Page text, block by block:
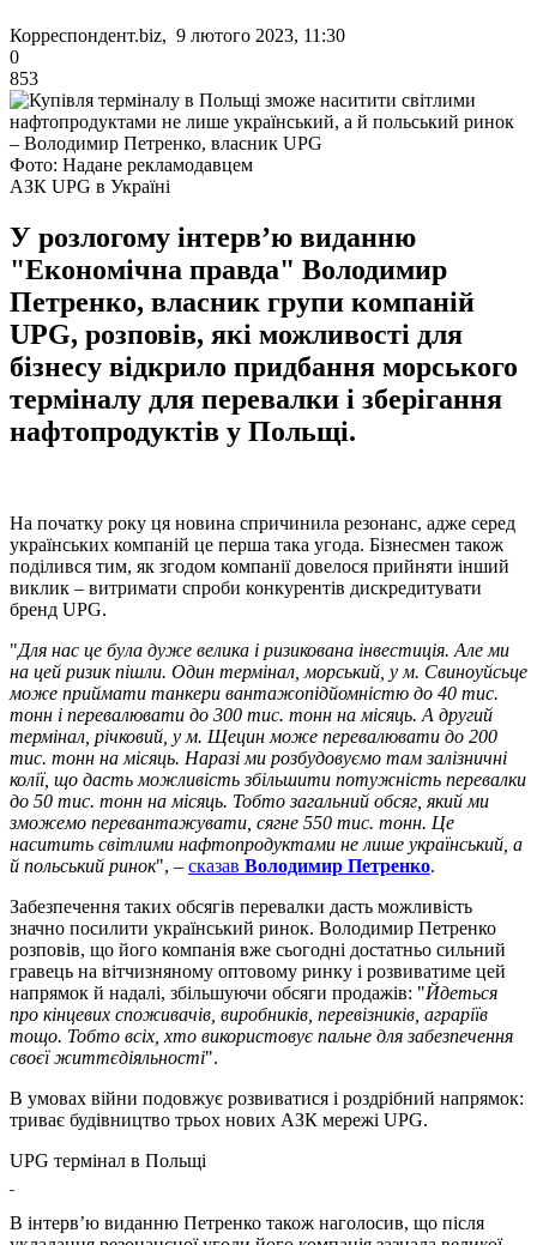
Корреспондент.biz, 9 лютого 2023, 11:30
0
853
Фото: Надане рекламодавцем
АЗК UPG в Україні
У розлогому інтерв’ю виданню
"Економічна правда" Володимир
Петренко, власник групи компаній
UPG, розповів, які можливості для
бізнесу відкрило придбання морського
терміналу для перевалки і зберігання
нафтопродуктів у Польщі.
На початку року ця новина спричинила резонанс, адже серед
українських компаній це перша така угода. Бізнесмен також
поділився тим, як згодом компанії довелося прийняти інший
виклик – витримати спроби конкурентів дискредитувати
бренд UPG.
"Для нас це була дуже велика і ризикована інвестиція. Але ми
на цей ризик пішли. Один термінал, морський, у м. Свиноуйсьце
може приймати танкери вантажопідйомністю до 40 тис.
тонн і перевалювати до 300 тис. тонн на місяць. А другий
термінал, річковий, у м. Щецин може перевалювати до 200
тис. тонн на місяць. Наразі ми розбудовуємо там залізничні
колії, що дасть можливість збільшити потужність перевалки
до 50 тис. тонн на місяць. Тобто загальний обсяг, який ми
зможемо перевантажувати, сягне 550 тис. тонн. Це
наситить світлими нафтопродуктами не лише український, а
й польський ринок", – сказав Володимир Петренко.
Забезпечення таких обсягів перевалки дасть можливість
значно посилити український ринок. Володимир Петренко
розповів, що його компанія вже сьогодні достатньо сильний
гравець на вітчизняному оптовому ринку і розвиватиме цей
напрямок й надалі, збільшуючи обсяги продажів: "Йдеться
про кінцевих споживачів, виробників, перевізників, аграріїв
тощо. Тобто всіх, хто використовує пальне для забезпечення
своєї життєдіяльності".
В умовах війни подовжує розвиватися і роздрібний напрямок:
триває будівництво трьох нових АЗК мережі UPG.
UPG термінал в Польщі
В інтерв’ю виданню Петренко також наголосив, що після